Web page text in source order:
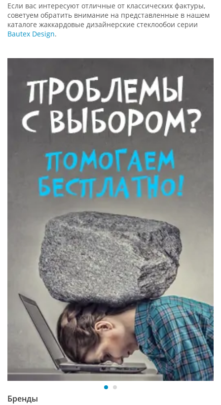
Если вас интересуют отличные от классических фактуры,
советуем обратить внимание на представленные в нашем
каталоге жаккардовые дизайнерские стеклообои серии
Bautex Design.
Бренды